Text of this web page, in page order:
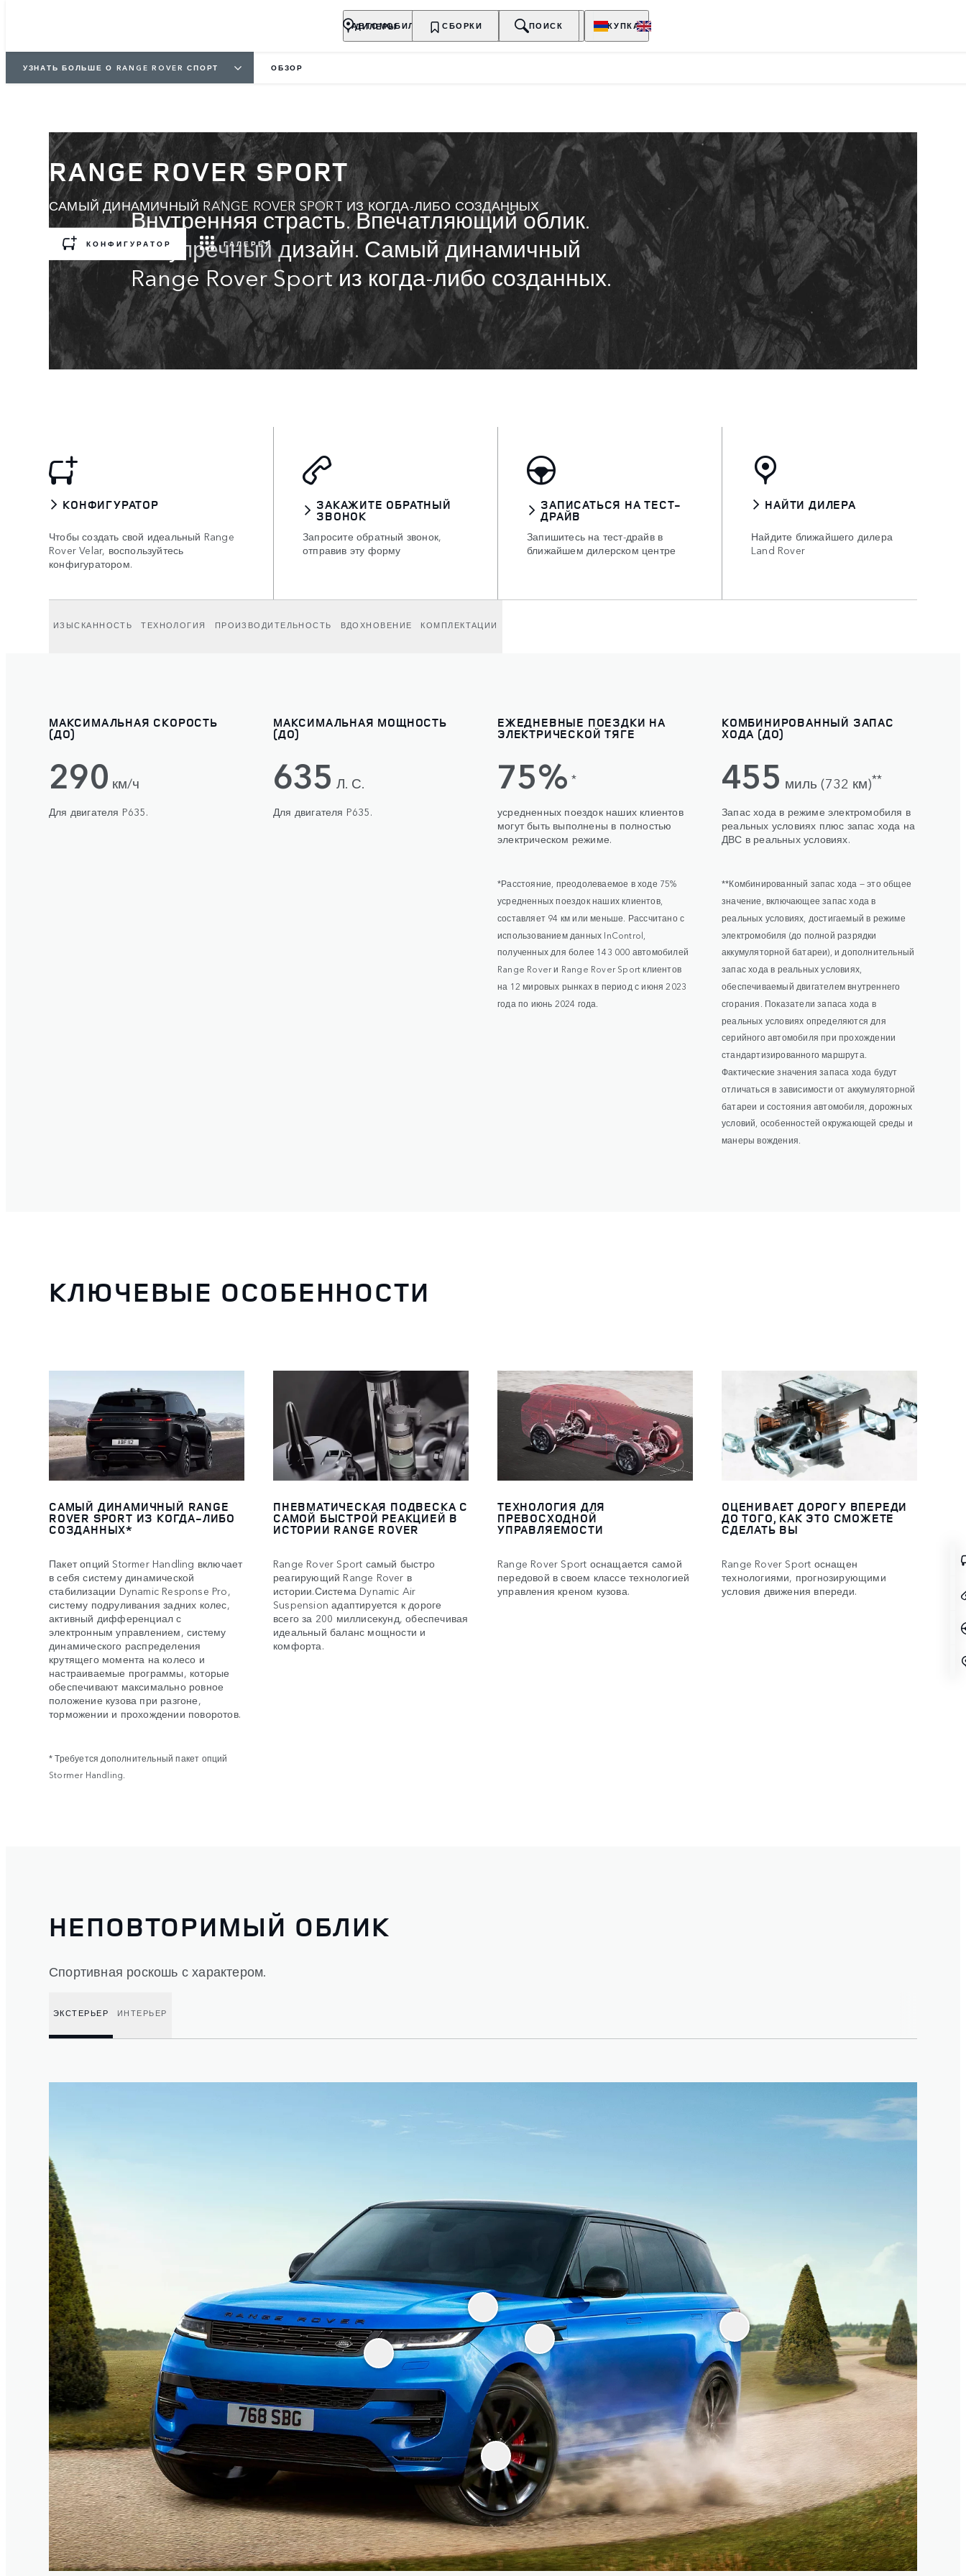
АВТОМОБИЛИ ВЛАДЕЛЬЦАМ О БРЕНДЕ ПОКУПКА
ДИЛЕРЫ СБОРКИ ПОИСК
УЗНАТЬ БОЛЬШЕ О RANGE ROVER СПОРТ ОБЗОР
RANGE ROVER SPORT
САМЫЙ ДИНАМИЧНЫЙ RANGE ROVER SPORT ИЗ КОГДА-ЛИБО СОЗДАННЫХ
КОНФИГУРАТОР ГАЛЕРЕЯ
Внутренняя страсть. Впечатляющий облик.
Безупречный дизайн. Самый динамичный
Range Rover Sport из когда-либо созданных.
КОНФИГУРАТОР
Чтобы создать свой идеальный Range
Rover Velar, воспользуйтесь
конфигуратором.
ЗАКАЖИТЕ ОБРАТНЫЙ
ЗВОНОК
Запросите обратный звонок,
отправив эту форму
ЗАПИСАТЬСЯ НА ТЕСТ-
ДРАЙВ
Запишитесь на тест-драйв в
ближайшем дилерском центре
НАЙТИ ДИЛЕРА
Найдите ближайшего дилера
Land Rover
ИЗЫСКАННОСТЬ ТЕХНОЛОГИЯ ПРОИЗВОДИТЕЛЬНОСТЬ ВДОХНОВЕНИЕ КОМПЛЕКТАЦИИ
МАКСИМАЛЬНАЯ СКОРОСТЬ
(ДО)
290 км/ч
Для двигателя P635.
МАКСИМАЛЬНАЯ МОЩНОСТЬ
(ДО)
635 Л. С.
Для двигателя P635.
ЕЖЕДНЕВНЫЕ ПОЕЗДКИ НА
ЭЛЕКТРИЧЕСКОЙ ТЯГЕ
75% *
усредненных поездок наших клиентов
могут быть выполнены в полностью
электрическом режиме.
*Расстояние, преодолеваемое в ходе 75%
усредненных поездок наших клиентов,
составляет 94 км или меньше. Рассчитано с
использованием данных InControl,
полученных для более 143 000 автомобилей
Range Rover и Range Rover Sport клиентов
на 12 мировых рынках в период с июня 2023
года по июнь 2024 года.
КОМБИНИРОВАННЫЙ ЗАПАС
ХОДА (ДО)
455 миль (732 км)**
Запас хода в режиме электромобиля в
реальных условиях плюс запас хода на
ДВС в реальных условиях.
**Комбинированный запас хода — это общее
значение, включающее запас хода в
реальных условиях, достигаемый в режиме
электромобиля (до полной разрядки
аккумуляторной батареи), и дополнительный
запас хода в реальных условиях,
обеспечиваемый двигателем внутреннего
сгорания. Показатели запаса хода в
реальных условиях определяются для
серийного автомобиля при прохождении
стандартизированного маршрута.
Фактические значения запаса хода будут
отличаться в зависимости от аккумуляторной
батареи и состояния автомобиля, дорожных
условий, особенностей окружающей среды и
манеры вождения.
КЛЮЧЕВЫЕ ОСОБЕННОСТИ
САМЫЙ ДИНАМИЧНЫЙ RANGE
ROVER SPORT ИЗ КОГДА-ЛИБО
СОЗДАННЫХ*
Пакет опций Stormer Handling включает
в себя систему динамической
стабилизации Dynamic Response Pro,
систему подруливания задних колес,
активный дифференциал с
электронным управлением, систему
динамического распределения
крутящего момента на колесо и
настраиваемые программы, которые
обеспечивают максимально ровное
положение кузова при разгоне,
торможении и прохождении поворотов.
* Требуется дополнительный пакет опций
Stormer Handling.
ПНЕВМАТИЧЕСКАЯ ПОДВЕСКА С
САМОЙ БЫСТРОЙ РЕАКЦИЕЙ В
ИСТОРИИ RANGE ROVER
Range Rover Sport самый быстро
реагирующий Range Rover в
истории.Система Dynamic Air
Suspension адаптируется к дороге
всего за 200 миллисекунд, обеспечивая
идеальный баланс мощности и
комфорта.
ТЕХНОЛОГИЯ ДЛЯ
ПРЕВОСХОДНОЙ
УПРАВЛЯЕМОСТИ
Range Rover Sport оснащается самой
передовой в своем классе технологией
управления креном кузова.
ОЦЕНИВАЕТ ДОРОГУ ВПЕРЕДИ
ДО ТОГО, КАК ЭТО СМОЖЕТЕ
СДЕЛАТЬ ВЫ
Range Rover Sport оснащен
технологиями, прогнозирующими
условия движения впереди.
НЕПОВТОРИМЫЙ ОБЛИК
Спортивная роскошь с характером.
ЭКСТЕРЬЕР ИНТЕРЬЕР